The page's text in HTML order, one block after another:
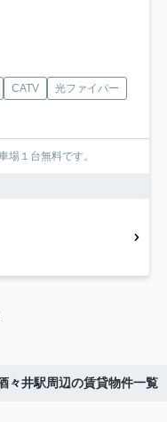
CATV
光ファイバー
場１台無料です。
々井駅周辺の賃貸物件一覧